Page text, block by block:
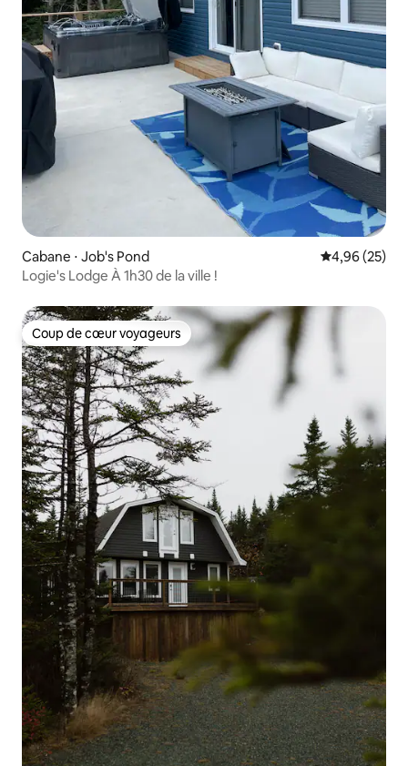
Cabane ⋅ Job's Pond Évaluation
4,96 (25)
Logie's Lodge À 1h30 de la ville !
Coup de cœur voyageurs
Coup de cœur voyageurs